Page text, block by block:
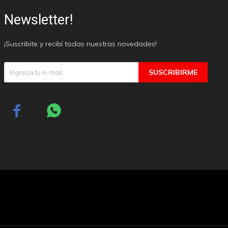
Newsletter!
¡Suscribite y recibí todas nuestras novedades!
SUSCRIBIRME
 